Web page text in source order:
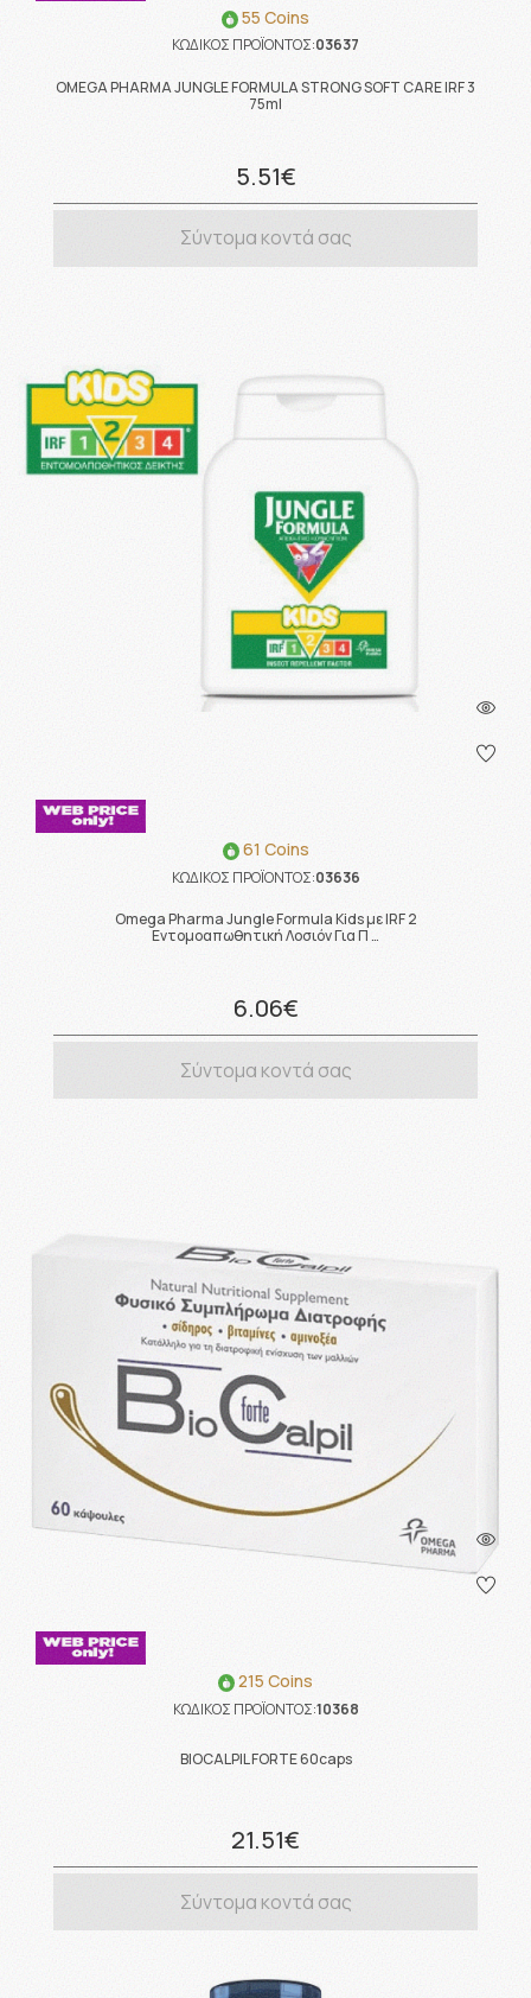
55 Coins
ΚΩΔΙΚΟΣ ΠΡΟΪΟΝΤΟΣ:03637
OMEGA PHARMA JUNGLE FORMULA STRONG SOFT CARE IRF 3
75ml
5.51€
Σύντομα κοντά σας
61 Coins
ΚΩΔΙΚΟΣ ΠΡΟΪΟΝΤΟΣ:03636
Omega Pharma Jungle Formula Kids με IRF 2
Εντομοαπωθητική Λοσιόν Για Π …
6.06€
Σύντομα κοντά σας
215 Coins
ΚΩΔΙΚΟΣ ΠΡΟΪΟΝΤΟΣ:10368
BIOCALPIL FORTE 60caps
21.51€
Σύντομα κοντά σας